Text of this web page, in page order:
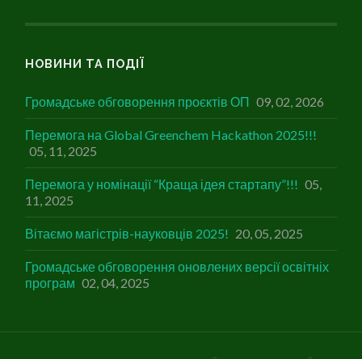
НОВИНИ ТА ПОДІЇ
Громадське обговорення проєктів ОП 09, 02, 2026
Перемога на Global Greenchem Hackathon 2025!!!
05, 11, 2025
Перемога у номінації “Краща ідея стартапу”!!! 05,
11, 2025
Вітаємо магістрів-науковців 2025! 20, 05, 2025
Громадське обговорення оновлених версії освітніх
програм 02, 04, 2025